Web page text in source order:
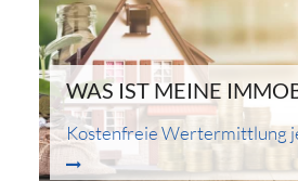
WAS IST MEINE
Kostenfreie Wertermittlung